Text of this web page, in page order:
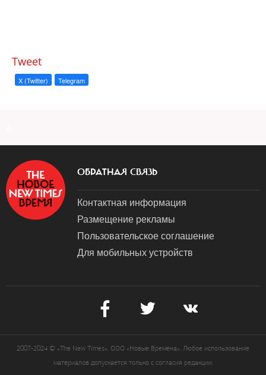
Tweet
X (Twitter) Telegram
ОБРАТНАЯ СВЯЗЬ
Контактная информация
Размещение рекламы
Пользовательское соглашение
Для мобильных устройств
2007-2024 © «The New Times». ООО «Новые Времена». Любое использование
материалов допускается только с согласия редакции.